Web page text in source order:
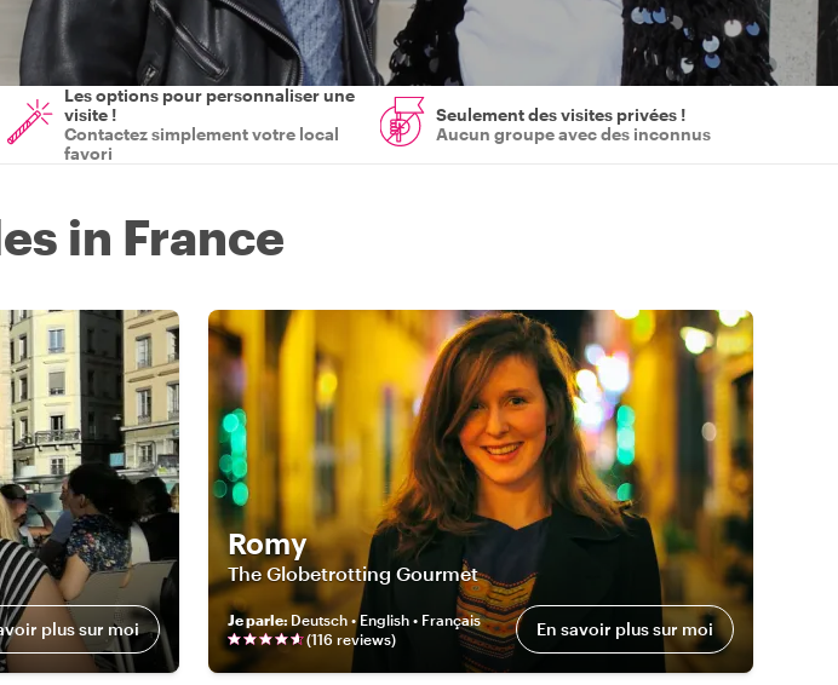
Les options pour personnaliser une
visite !
Contactez simplement votre local
favori
Seulement des visites privées !
Aucun groupe avec des inconnus
in France
plus sur moi
Romy
The Globetrotting Gourmet
Je parle: Deutsch • English • Français
(116 reviews) En savoir plus sur moi